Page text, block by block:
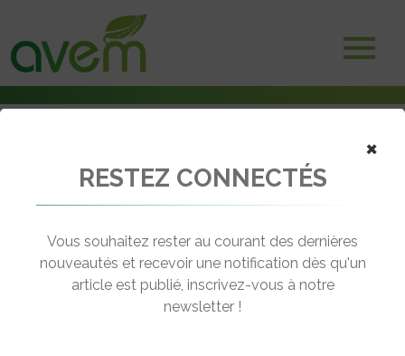
Voitures électriques
TESLA MODEL 3 – PERFORMANCE
[wppr_avg_rating id="41309"]
×
RESTEZ CONNECTÉS
Vous souhaitez rester au courant des dernières
nouveautés et recevoir une notification dès qu'un
article est publié, inscrivez-vous à notre
newsletter !